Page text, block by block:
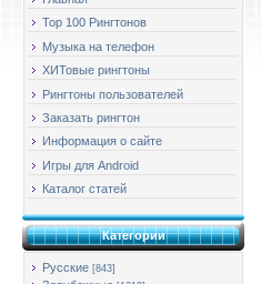
Top 100 Рингтонов
Музыка на телефон
ХИТовые рингтоны
Рингтоны пользователей
Заказать рингтон
Информация о сайте
Игры для Android
Каталог статей
Категории
Русские [843]